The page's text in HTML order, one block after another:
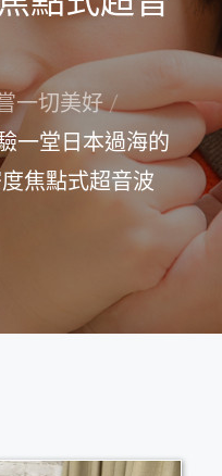
一切美好
一堂日本過海的
焦點式超音波